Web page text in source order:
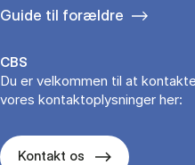
Guide til forældre
CBS
Du er velkommen til at
vores kontaktoplysninger her:
Kontakt os